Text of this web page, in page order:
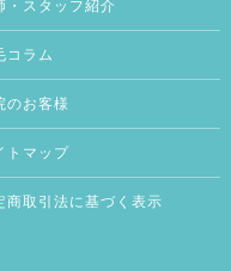
・スタッフ紹介
コラム
のお客様
トマップ
商取引法に基づく表示